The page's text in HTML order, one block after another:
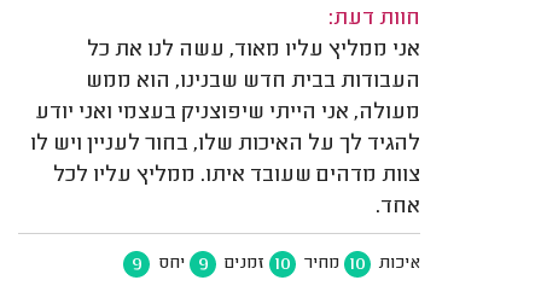
חוות דעת:
אני ממליץ עליו מאוד, עשה לנו את כל
העבודות בבית חדש שבנינו, הוא ממש
מעולה, אני הייתי שיפוצניק בעצמי ואני יודע
להגיד לך על האיכות שלו, בחור לעניין ויש לו
צוות מדהים שעובד איתו. ממליץ עליו לכל
אחד.
איכות 10 מחיר 10 זמנים 9 יחס 9